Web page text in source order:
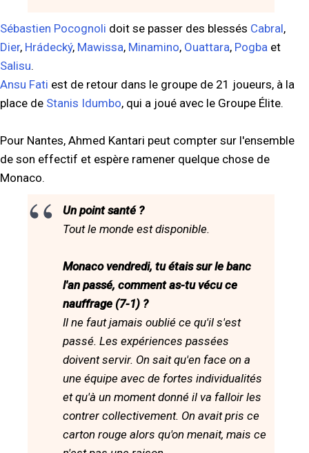
Sébastien Pocognoli doit se passer des blessés Cabral,
Dier, Hrádecký, Mawissa, Minamino, Ouattara, Pogba et
Salisu.
Ansu Fati est de retour dans le groupe de 21 joueurs, à la
place de Stanis Idumbo, qui a joué avec le Groupe Élite.
Pour Nantes, Ahmed Kantari peut compter sur l'ensemble
de son effectif et espère ramener quelque chose de
Monaco.
Un point santé ?
Tout le monde est disponible.
Monaco vendredi, tu étais sur le banc
l'an passé, comment as-tu vécu ce
nauffrage (7-1) ?
Il ne faut jamais oublié ce qu'il s'est
passé. Les expériences passées
doivent servir. On sait qu'en face on a
une équipe avec de fortes individualités
et qu'à un moment donné il va falloir les
contrer collectivement. On avait pris ce
carton rouge alors qu'on menait, mais ce